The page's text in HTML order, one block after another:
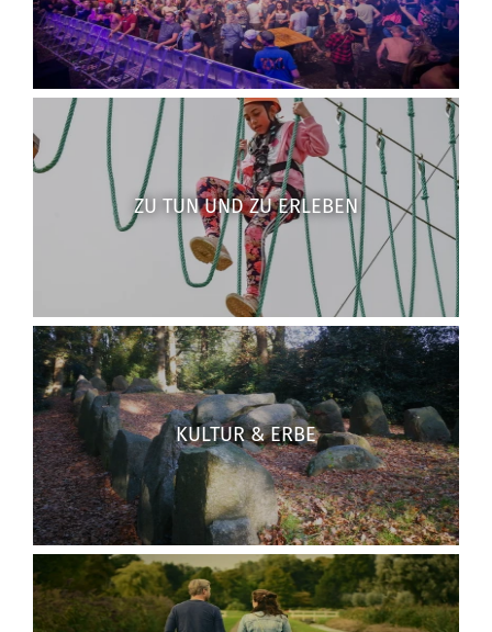
KULTUR & ERBE
ZU TUN UND ZU ERLEBEN